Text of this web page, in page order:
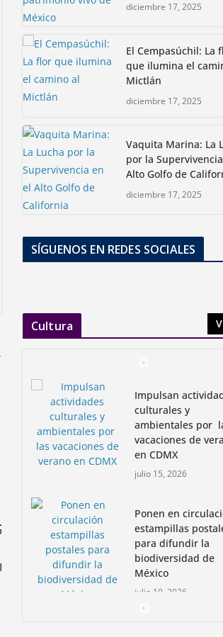
Mercedes-Benz VLE: Un
adelante en eficiencia
julio 25, 2025
diciembre 17, 2025
El Cempasúchil: La
que ilumina el
Mictlán
diciembre 17, 2025
Vaquita Marina: La
por la
Alto Golfo de
diciembre 17, 2025
SÍGUENOS EN REDES SOCIALES
Cultura
Impulsan
culturales y
ambientales por
vacaciones de
en CDMX
julio 15, 2026
Ponen en
estampillas
para difundir la
biodiversidad de
México
julio 10, 2026